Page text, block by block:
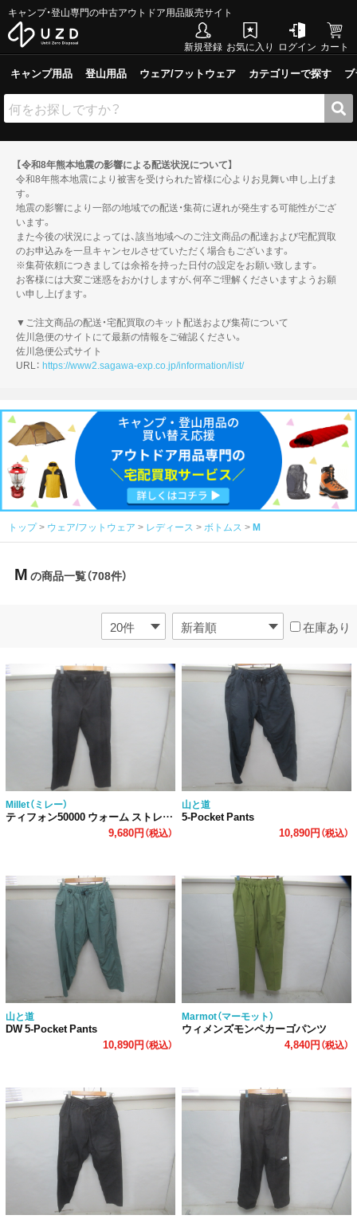
キャンプ・登山専門の中古アウトドア用品販売サイト
新規登録 お気に入り ログイン カート
キャンプ用品 登山用品 ウェア/フットウェア カテゴリーで探す
【令和8年熊本地震の影響による配送状況について】
令和8年熊本地震により被害を受けられた皆様に心よりお見舞い申し上げま
す。
地震の影響により一部の地域での配送・集荷に遅れが発生する可能性がござ
います。
また今後の状況によっては、該当地域へのご注文商品の配達および宅配買取
のお申込みを一旦キャンセルさせていただく場合もございます。
※集荷依頼につきましては余裕を持った日付の設定をお願い致します。
お客様には大変ご迷惑をおかけしますが、何卒ご理解くださいますようお願
い申し上げます。
▼ご注文商品の配送・宅配買取のキット配送および集荷について
佐川急便のサイトにて最新の情報をご確認ください。
佐川急便公式サイト
URL： https://www2.sagawa-exp.co.jp/information/list/
トップ ウェア/フットウェア レディース ボトムス M
M の商品一覧（708件）
在庫あり
Millet（ミレー）
ティフォン50000 ウォーム ストレッチトレックパンツ
9,680円（税込）
山と道
5-Pocket Pants
10,890円（税込）
山と道
DW 5-Pocket Pants
10,890円（税込）
Marmot（マーモット）
ウィメンズモンペカーゴパンツ
4,840円（税込）